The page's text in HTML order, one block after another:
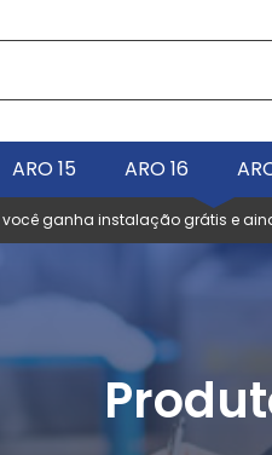
ARO 15 ARO 16
ganha instalação grátis e